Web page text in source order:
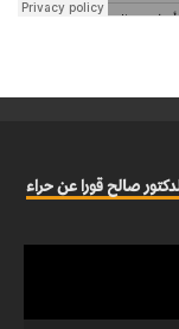
صالح قورا عن حراء